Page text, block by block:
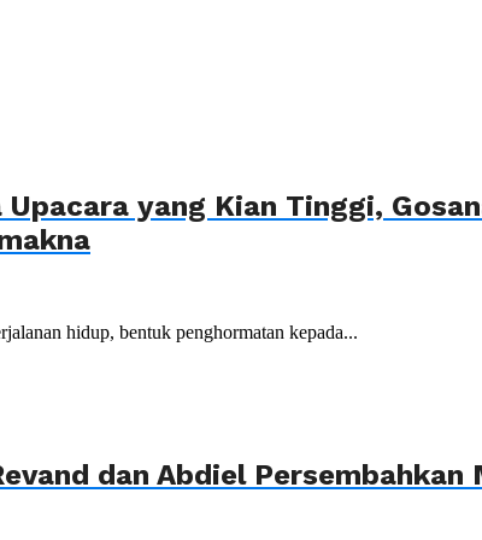
yang Kian Tinggi,
hidup, bentuk penghormatan kepada...
dan Abdiel